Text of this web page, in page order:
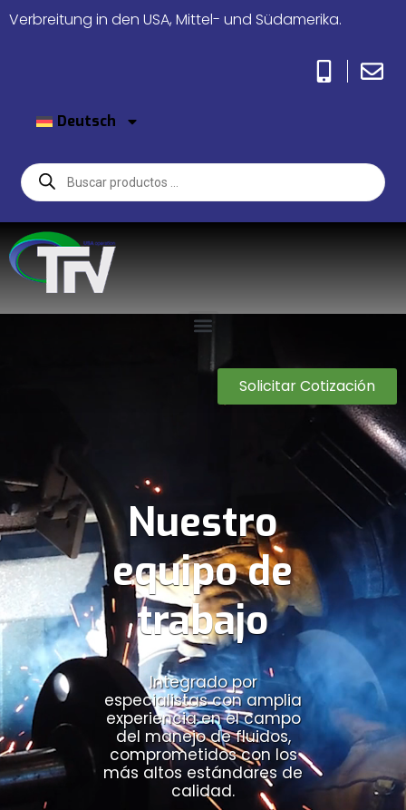
Verbreitung in den USA, Mittel- und Südamerika.
Deutsch
Solicitar Cotización
Nuestro
equipo de
trabajo
Integrado por
especialistas con amplia
experiencia en el campo
del manejo de fluidos,
comprometidos con los
más altos estándares de
calidad.